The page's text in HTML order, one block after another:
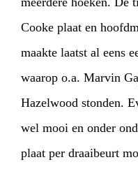
Cooke plaat en
maakte laatst al eens
waarop o.a. Marvin
Hazelwood stonden.
wel mooi en onder
plaat per draaibeurt